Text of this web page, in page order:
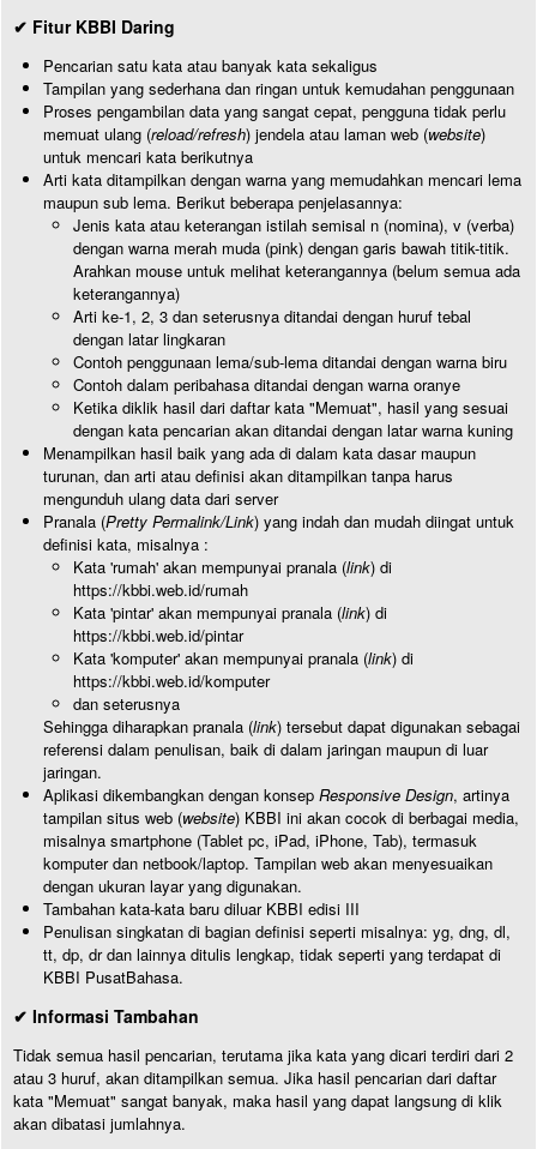
✔ Fitur KBBI Daring
Pencarian satu kata atau banyak kata sekaligus
Tampilan yang sederhana dan ringan untuk kemudahan penggunaan
Proses pengambilan data yang sangat cepat, pengguna tidak perlu
memuat ulang (reload/refresh) jendela atau laman web (website)
untuk mencari kata berikutnya
Arti kata ditampilkan dengan warna yang memudahkan mencari lema
maupun sub lema. Berikut beberapa penjelasannya:
Jenis kata atau keterangan istilah semisal n (nomina), v (verba)
dengan warna merah muda (pink) dengan garis bawah titik-titik.
Arahkan mouse untuk melihat keterangannya (belum semua ada
keterangannya)
Arti ke-1, 2, 3 dan seterusnya ditandai dengan huruf tebal
dengan latar lingkaran
Contoh penggunaan lema/sub-lema ditandai dengan warna biru
Contoh dalam peribahasa ditandai dengan warna oranye
Ketika diklik hasil dari daftar kata "Memuat", hasil yang sesuai
dengan kata pencarian akan ditandai dengan latar warna kuning
Menampilkan hasil baik yang ada di dalam kata dasar maupun
turunan, dan arti atau definisi akan ditampilkan tanpa harus
mengunduh ulang data dari server
Pranala (Pretty Permalink/Link) yang indah dan mudah diingat untuk
definisi kata, misalnya :
Kata 'rumah' akan mempunyai pranala (link) di
https://kbbi.web.id/rumah
Kata 'pintar' akan mempunyai pranala (link) di
https://kbbi.web.id/pintar
Kata 'komputer' akan mempunyai pranala (link) di
https://kbbi.web.id/komputer
dan seterusnya
Sehingga diharapkan pranala (link) tersebut dapat digunakan sebagai
referensi dalam penulisan, baik di dalam jaringan maupun di luar
jaringan.
Aplikasi dikembangkan dengan konsep Responsive Design, artinya
tampilan situs web (website) KBBI ini akan cocok di berbagai media,
misalnya smartphone (Tablet pc, iPad, iPhone, Tab), termasuk
komputer dan netbook/laptop. Tampilan web akan menyesuaikan
dengan ukuran layar yang digunakan.
Tambahan kata-kata baru diluar KBBI edisi III
Penulisan singkatan di bagian definisi seperti misalnya: yg, dng, dl,
tt, dp, dr dan lainnya ditulis lengkap, tidak seperti yang terdapat di
KBBI PusatBahasa.
✔ Informasi Tambahan
Tidak semua hasil pencarian, terutama jika kata yang dicari terdiri dari 2
atau 3 huruf, akan ditampilkan semua. Jika hasil pencarian dari daftar
kata "Memuat" sangat banyak, maka hasil yang dapat langsung di klik
akan dibatasi jumlahnya.